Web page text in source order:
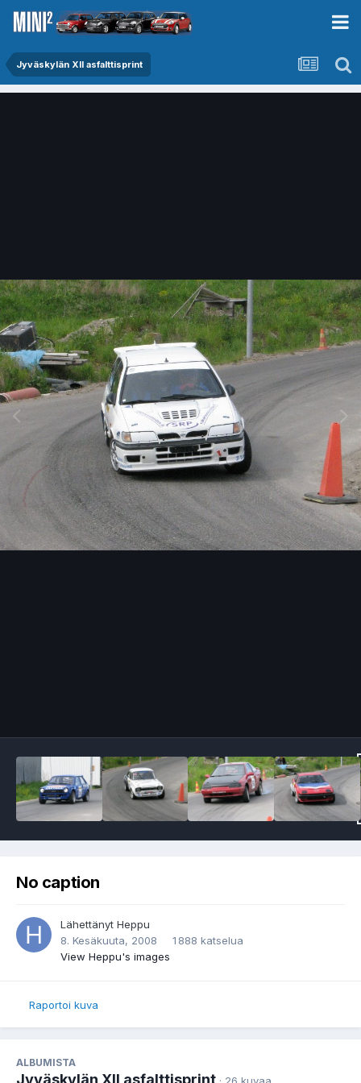
Jyväskylän XII asfalttisprint
No caption
Lähettänyt Heppu
8. Kesäkuuta, 2008
1 888 katselua
View Heppu's images
Raportoi kuva
ALBUMISTA
Jyväskylän XII asfalttisprint